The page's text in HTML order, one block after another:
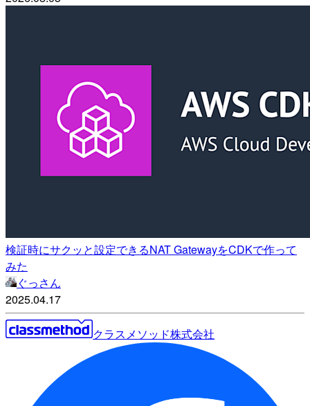
検証時にサクッと設定できるNAT GatewayをCDKで作って
みた
ぐっさん
2025.04.17
クラスメソッド株式会社